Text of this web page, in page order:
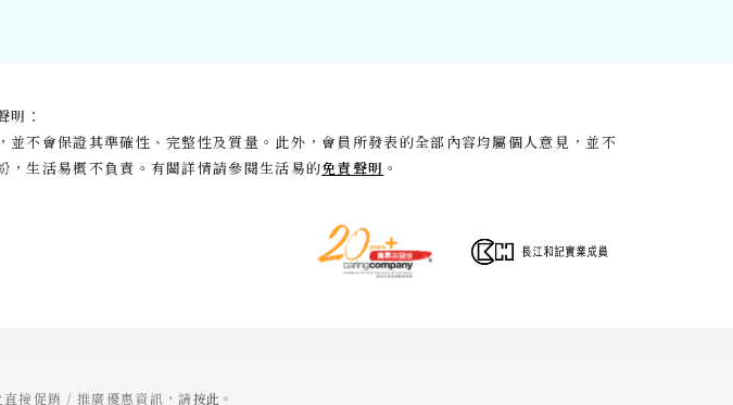
明：
不會保證其準確性、完整性及質量。此外，會員所發表的全部內容均屬個人意見，並不
生活易概不負責。有關詳情請參閱生活易的免責聲明 。
接促銷 / 推廣優惠資訊，請按此 。